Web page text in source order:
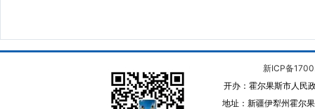
新ICP备
开办：霍尔果斯市人民
地址：新疆伊犁州霍